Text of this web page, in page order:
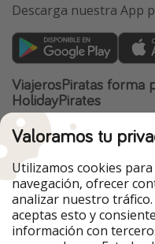
Descarga nuestra App
ViajerosPiratas forma
HolidayPirates
Nuestros mercados
PiratinViaggio
VakantiePiraten
VoyagesPirates
Urlaubspiraten
TravelPirates
Valoramos tu
Utilizamos cookies
navegación, ofrecer
analizar nuestro
aceptas esto y
información con